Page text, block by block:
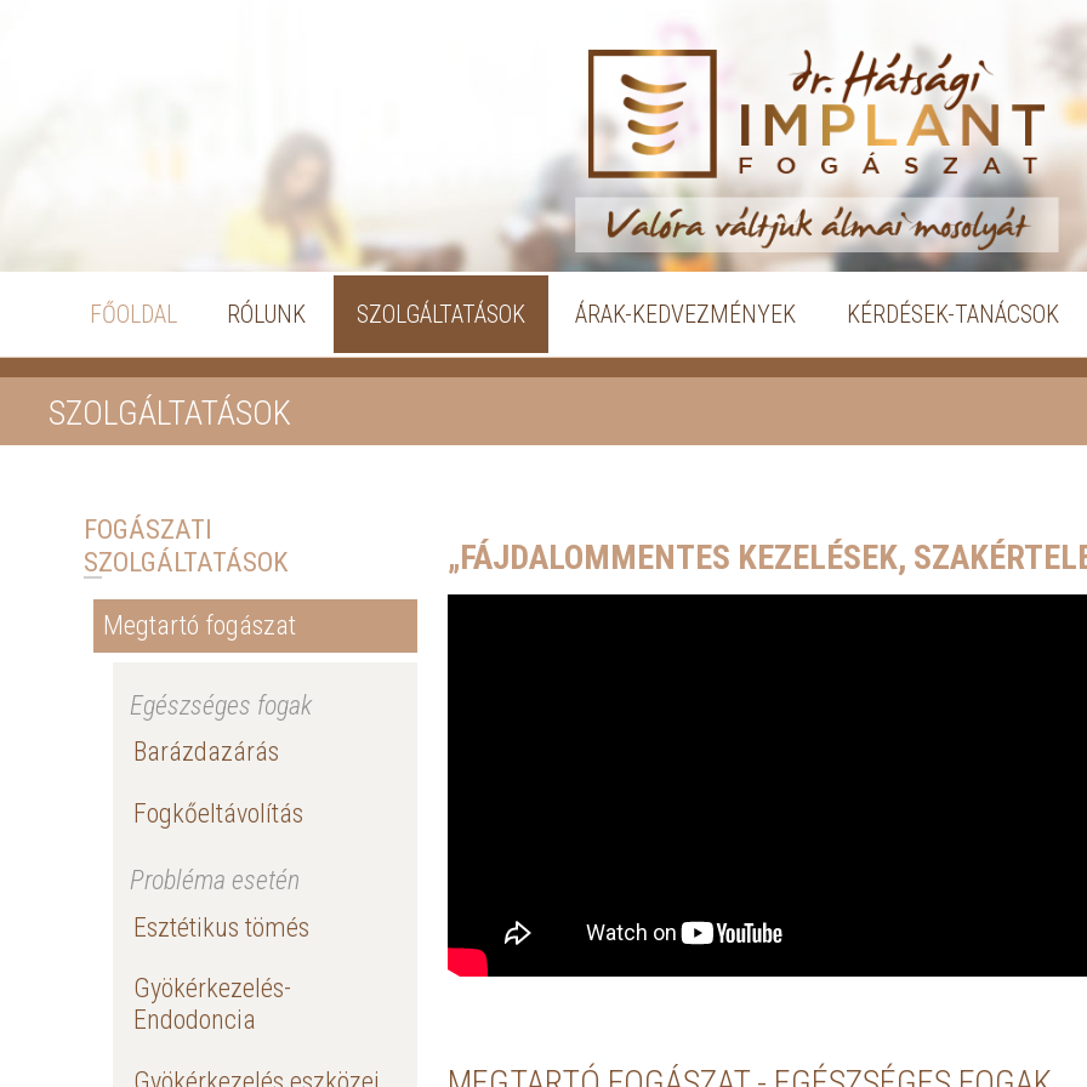
FŐOLDAL RÓLUNK SZOLGÁLTATÁSOK ÁRAK-KEDVEZMÉNYEK KÉRDÉSEK-TANÁCSOK
SZOLGÁLTATÁSOK
„FÁJDALOMMENTES KEZELÉSEK,
FOGÁSZATI
SZOLGÁLTATÁSOK
Megtartó fogászat
Egészséges fogak
Barázdazárás
Fogkőeltávolítás
Probléma esetén
Esztétikus tömés
Gyökérkezelés-
Endodoncia